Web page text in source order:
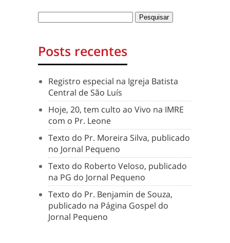
Posts recentes
Registro especial na Igreja Batista
Central de São Luís
Hoje, 20, tem culto ao Vivo na IMRE
com o Pr. Leone
Texto do Pr. Moreira Silva, publicado
no Jornal Pequeno
Texto do Roberto Veloso, publicado
na PG do Jornal Pequeno
Texto do Pr. Benjamin de Souza,
publicado na Página Gospel do
Jornal Pequeno